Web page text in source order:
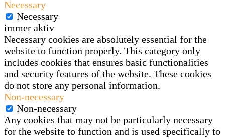
Necessary
Necessary
immer aktiv
Necessary cookies are absolutely essential for the
website to function properly. This category only
includes cookies that ensures basic functionalities
and security features of the website. These cookies
do not store any personal information.
Non-necessary
Non-necessary
Any cookies that may not be particularly necessary
for the website to function and is used specifically to